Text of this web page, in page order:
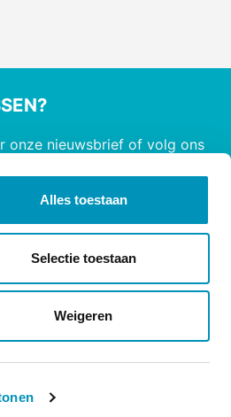
Alles toestaan
Selectie toestaan
Weigeren
onze nieuwsbrief of volg ons